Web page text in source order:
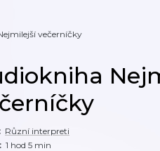
večerníčky
: Různí interpreti
: 1 hod 5 min